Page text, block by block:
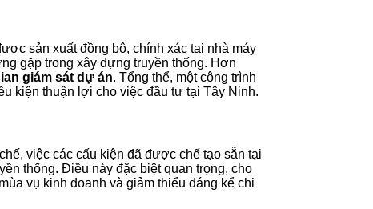
sản xuất đồng bộ, chính xác tại nhà máy
gặp trong xây dựng truyền thống. Hơn
giám sát dự án. Tổng thể, một công trình
kiện thuận lợi cho việc đầu tư tại Tây Ninh.
việc các cấu kiện đã được chế tạo sẵn tại
thống. Điều này đặc biệt quan trọng, cho
vụ kinh doanh và giảm thiểu đáng kể chi